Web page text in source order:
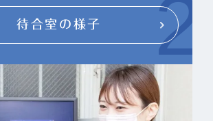
待合室の様子